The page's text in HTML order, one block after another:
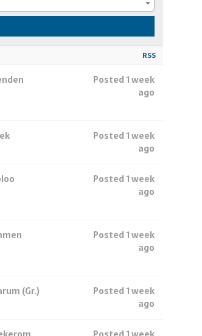
RSS
Posted 1 week
ago
Posted 1 week
ago
Posted 1 week
ago
Posted 1 week
ago
(Gr.)
Posted 1 week
ago